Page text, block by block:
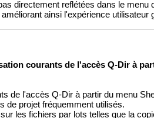
directement reflétées dans le
ainsi l'expérience utilisateur
courants de l'accès Q-Dir à
de l'accès Q-Dir à partir du menu
de projet fréquemment utilisés.
les fichiers par lots telles que la